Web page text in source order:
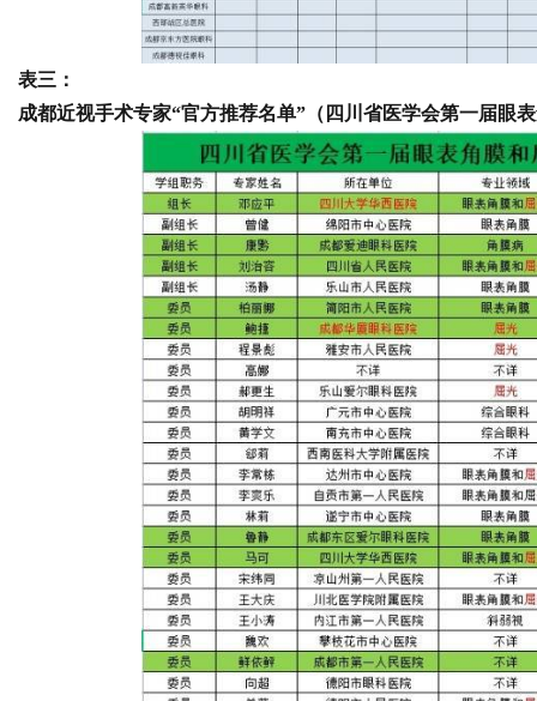
表三：
成都近视手术专家“官方推荐名单”（四川省医学会第一届眼